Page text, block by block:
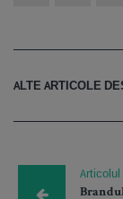
ALTE ARTICOLE